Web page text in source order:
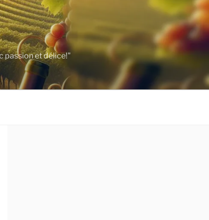
passion et délice!"